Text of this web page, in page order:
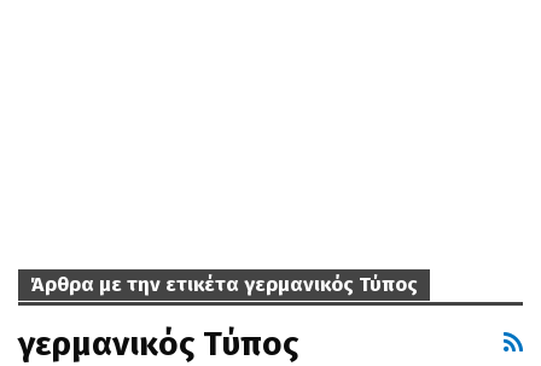
Άρθρα με την ετικέτα γερμανικός Τύπος
γερμανικός Τύπος